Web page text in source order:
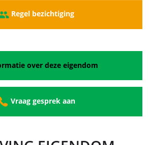
Regel bezichtiging
over deze eigendom
Vraag gesprek aan